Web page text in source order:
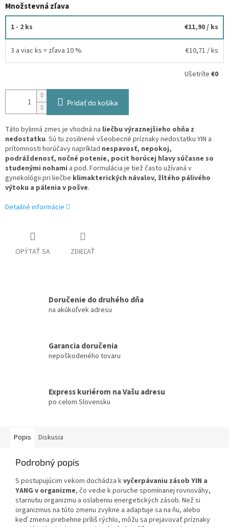
Množstevná zľava
1 - 2 ks €11,90/ ks
3 a viac ks = zľava 10 % €10,71 / ks
Ušetríte €0
Pridať do košíka
Táto bylinná zmes je vhodná na liečbu výraznejšieho ohňa z
nedostatku. Sú tu zosilnené všeobecné príznaky nedostatku YIN a
prítomnosti horúčavy napríklad nespavosť, nepokoj,
podráždenosť, nočné potenie, pocit horúcej hlavy súčasne so
studenými nohami a pod. Formulácia je tiež často užívaná v
gynekológii pri liečbe klimakterických návalov, žltého pálivého
výtoku a pálenia v pošve.
Detailné informácie
OPÝTAŤ SA ZDIEĽAŤ
Doručenie do druhého dňa
na akúkoľvek adresu
Garancia doručenia
nepoškodeného tovaru
Express kuriérom na Vašu adresu
po celom Slovensku
Popis Diskusia
Podrobný popis
S postupujúcim vekom dochádza kvyčerpávaniu zásob YIN a
YANG v organizme, čo vedie k poruche spomínanej rovnováhy,
starnutiu organizmu a oslabeniu energetických zásob. Než si
organizmus na túto zmenu zvykne a adaptuje sa na ňu, alebo
keď zmena prebehne príliš rýchlo, môžu sa prejavovať príznaky